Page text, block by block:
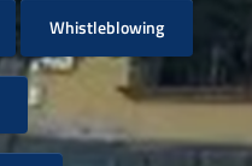
Whistleblowing